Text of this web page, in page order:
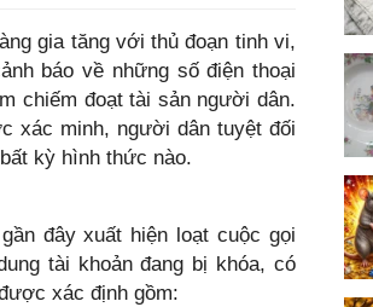
gia tăng với thủ đoạn tinh vi,
báo về những số điện thoại
chiếm đoạt tài sản người dân.
xác minh, người dân tuyệt đối
kỳ hình thức nào.
đây xuất hiện loạt cuộc gọi
tài khoản đang bị khóa, có
xác định gồm: